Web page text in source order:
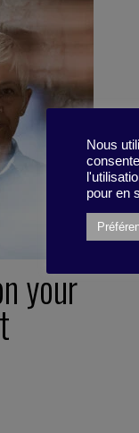
your
Nous
pour en